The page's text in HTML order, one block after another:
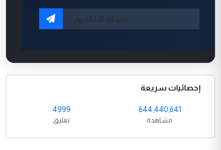
إحصائيات سريعة
644,440,641
مشاهدة
4999
تعليق